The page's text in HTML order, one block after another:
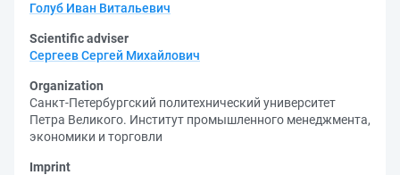
Голуб Иван Витальевич
Scientific adviser
Сергеев Сергей Михайлович
Organization
Санкт-Петербургский политехнический университет
Петра Великого. Институт промышленного менеджмента,
экономики и торговли
Imprint